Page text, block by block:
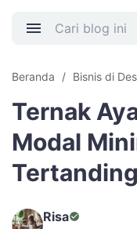
Beranda Bisnis di
Ternak
Modal
Risa